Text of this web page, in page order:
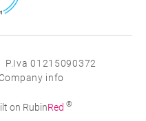
P.Iva 01215090372
Company info
on RubinRed ®